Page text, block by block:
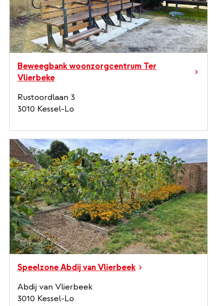
Beweegbank woonzorgcentrum Ter
Vlierbeke
Rustoordlaan 3
3010 Kessel-Lo
Speelzone Abdij van Vlierbeek
Abdij van Vlierbeek
3010 Kessel-Lo